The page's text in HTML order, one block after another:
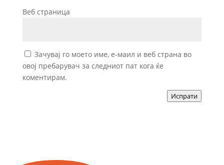
Веб страница
Зачувај го моето име, е-маил и веб страна во
овој пребарувач за следниот пат кога ќе
коментирам.
Испрати